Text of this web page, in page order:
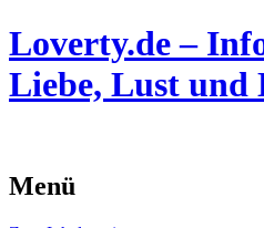
Loverty.de –
Liebe, Lust und
Menü